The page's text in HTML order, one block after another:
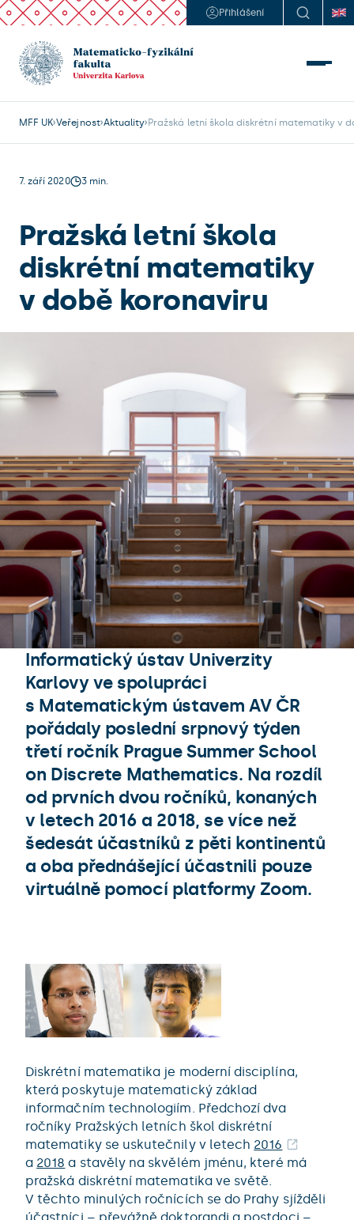
Přihlášení
MFF UK Veřejnost Aktuality Pražská letní škola diskrétní matematiky v
7. září 2020 3 min.
Pražská letní škola
diskrétní matematiky
v době koronaviru
Informatický ústav Univerzity
Karlovy ve spolupráci
s Matematickým ústavem AV ČR
pořádaly poslední srpnový týden
třetí ročník Prague Summer School
on Discrete Mathematics. Na rozdíl
od prvních dvou ročníků, konaných
v letech 2016 a 2018, se více než
šedesát účastníků z pěti kontinentů
a oba přednášející účastnili pouze
virtuálně pomocí platformy Zoom.
Diskrétní matematika je moderní disciplína,
která poskytuje matematický základ
informačním technologiím. Předchozí dva
ročníky Pražských letních škol diskrétní
matematiky se uskutečnily v letech 2016
a 2018 a stavěly na skvělém jménu, které má
pražská diskrétní matematika ve světě.
V těchto minulých ročnících se do Prahy sjížděli